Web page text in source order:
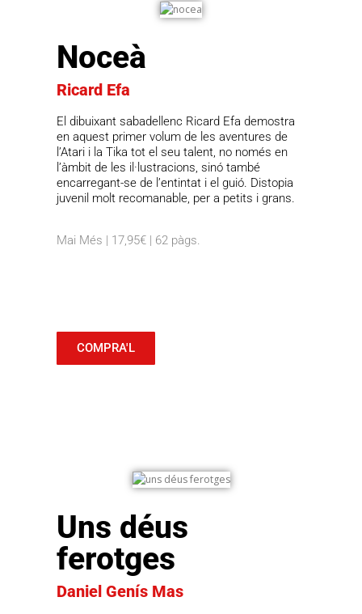
Noceà
Ricard Efa
El dibuixant sabadellenc Ricard Efa demostra
en aquest primer volum de les aventures de
l’Atari i la Tika tot el seu talent, no només en
l’àmbit de les il·lustracions, sinó també
encarregant-se de l’entintat i el guió. Distopia
juvenil molt recomanable, per a petits i grans.
Mai Més | 17,95€ | 62 pàgs.
COMPRA'L
Uns déus
ferotges
Daniel Genís Mas